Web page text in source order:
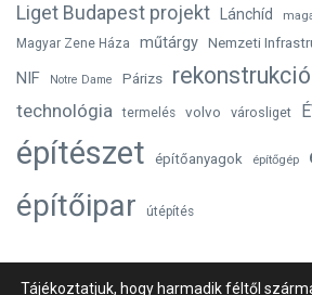
Liget Budapest projekt Lánchíd
Magyar Zene Háza
műtárgy Nemzeti
NIF Notre Dame Párizs rekonstrukció
technológia termelés volvo városliget
építészet építőanyagok építőgép
építőipar útépítés
Tájékoztatjuk, hogy harmadik féltől